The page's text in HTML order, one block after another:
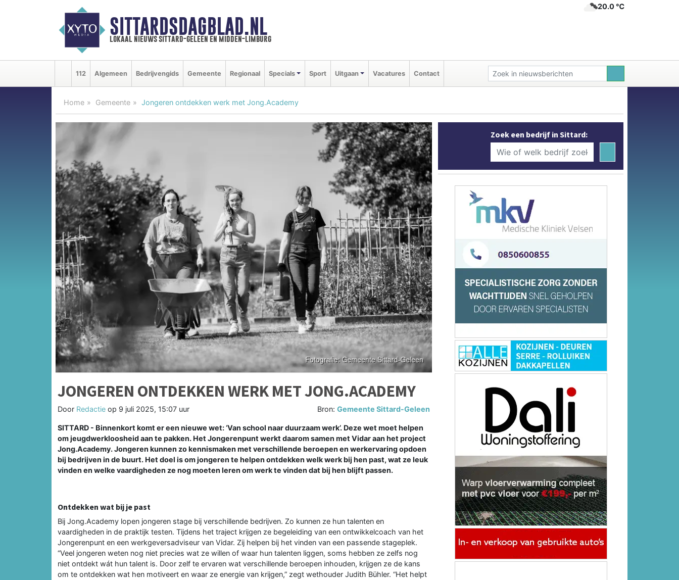
SITTARDSDAGBLAD.NL
lokaal nieuws sittard-geleen en midden-limburg
20.0 ℃
112 Algemeen Bedrijvengids Gemeente Regionaal Specials Sport Uitgaan Vacatures Contact
Home Gemeente Jongeren ontdekken werk met Jong.Academy
JONGEREN ONTDEKKEN WERK MET JONG.ACADEMY
Door Redactie op 9 juli 2025, 15:07 uur Bron:Gemeente Sittard-Geleen
SITTARD - Binnenkort komt er een nieuwe wet: ‘Van school naar duurzaam werk’. Deze wet moet helpen
om jeugdwerkloosheid aan te pakken. Het Jongerenpunt werkt daarom samen met Vidar aan het project
Jong.Academy. Jongeren kunnen zo kennismaken met verschillende beroepen en werkervaring opdoen
bij bedrijven in de buurt. Het doel is om jongeren te helpen ontdekken welk werk bij hen past, wat ze leuk
vinden en welke vaardigheden ze nog moeten leren om werk te vinden dat bij hen blijft passen.
Ontdekken wat bij je past
Bij Jong.Academy lopen jongeren stage bij verschillende bedrijven. Zo kunnen ze hun talenten en
vaardigheden in de praktijk testen. Tijdens het traject krijgen ze begeleiding van een ontwikkelcoach van het
Jongerenpunt en een werkgeversadviseur van Vidar. Zij helpen bij het vinden van een passende stageplek.
“Veel jongeren weten nog niet precies wat ze willen of waar hun talenten liggen, soms hebben ze zelfs nog
niet ontdekt wát hun talent is. Door zelf te ervaren wat verschillende beroepen inhouden, krijgen ze de kans
om te ontdekken wat hen motiveert en waar ze energie van krijgen,” zegt wethouder Judith Bühler. “Het helpt
Zoek een bedrijf in Sittard: